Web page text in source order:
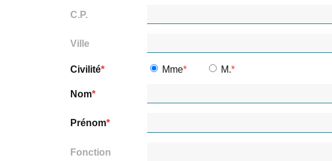
C.P.
Ville
Civilité Mme M.
Nom
Prénom
Fonction